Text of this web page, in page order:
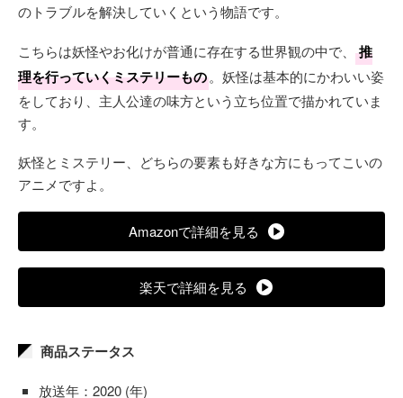
のトラブルを解決していくという物語です。
こちらは妖怪やお化けが普通に存在する世界観の中で、
推
理を行っていくミステリーもの。妖怪は基本的にかわいい姿
をしており、主人公達の味方という立ち位置で描かれていま
す。
妖怪とミステリー、どちらの要素も好きな方にもってこいの
アニメですよ。
Amazonで詳細を見る
楽天で詳細を見る
商品ステータス
放送年：2020 (年)